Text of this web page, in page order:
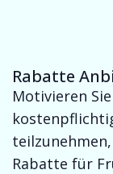
Rabatte
Motivieren
Rabatte für